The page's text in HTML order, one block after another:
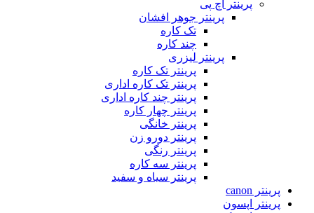
پرینتر اچ پی
پرینتر جوهر افشان
تک کاره
چند کاره
پرینتر لیزری
پرینتر تک کاره
پرینتر تک کاره اداری
پرینتر چند کاره اداری
پرینتر چهار کاره
پرینتر خانگی
پرینتر دورو زن
پرینتر رنگی
پرینتر سه کاره
پرینتر سیاه و سفید
پرینتر canon
پرینتر اپسون